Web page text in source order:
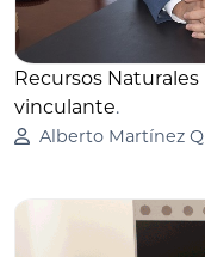
Recursos
vinculante.
Alberto Martínez